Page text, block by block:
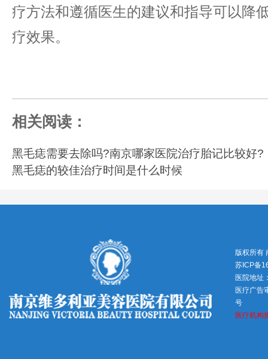
疗方法和遵循医生的建议和指导可以降
疗效果。
相关阅读：
黑毛痣需要去除吗?南京哪家医院治疗胎记比较好?
黑毛痣的较佳治疗时间是什么时候
版权所有
苏ICP备
医院地址
医疗广告
号
医疗机构